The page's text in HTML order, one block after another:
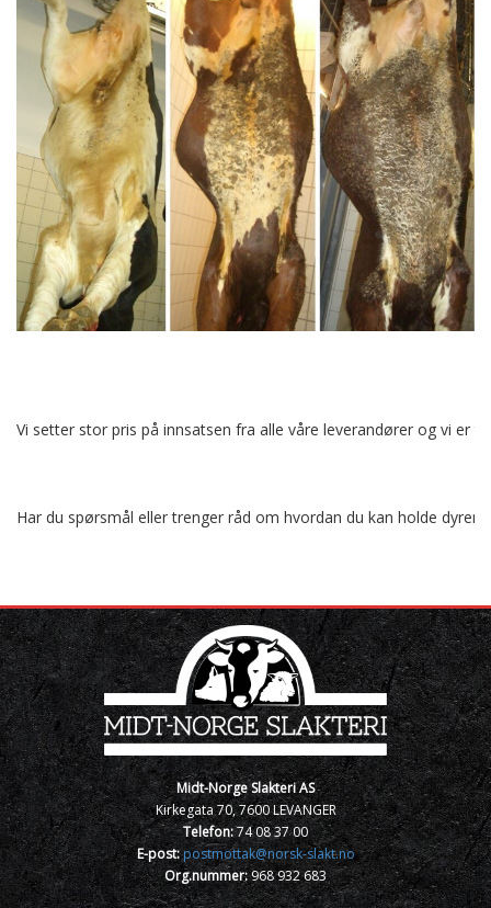
Vi setter stor pris på innsatsen fra alle våre leverandører og vi er
Har du spørsmål eller trenger råd om hvordan du kan holde
Midt-Norge Slakteri AS
Kirkegata 70, 7600 LEVANGER
Telefon:74 08 37 00
E-post:postmottak@norsk-slakt.no
Org.nummer:968 932 683